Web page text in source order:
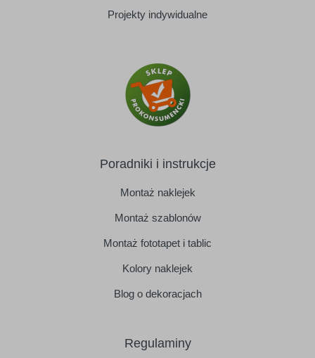
Projekty indywidualne
Poradniki i instrukcje
Montaż naklejek
Montaż szablonów
Montaż fototapet i tablic
Kolory naklejek
Blog o dekoracjach
Regulaminy